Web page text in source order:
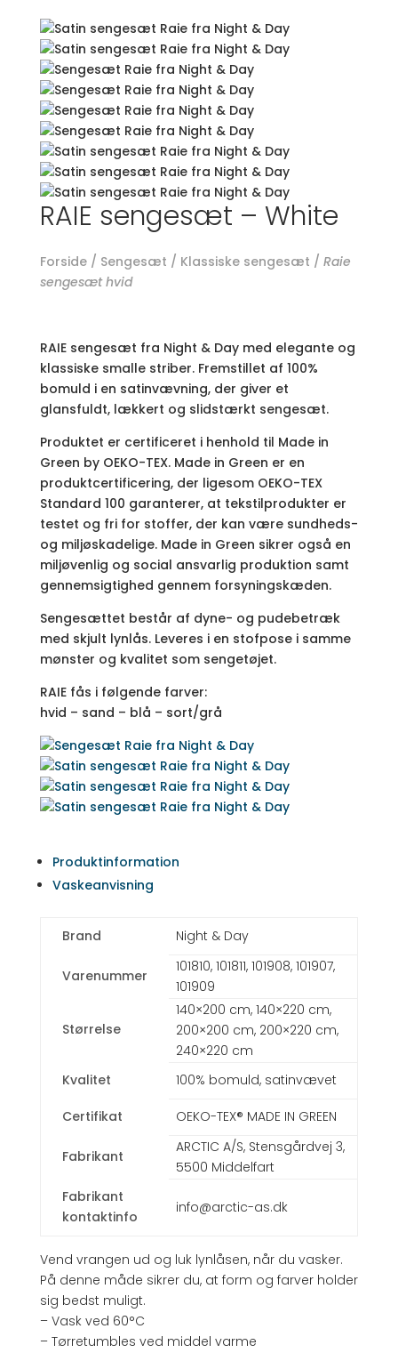
RAIE sengesæt – White
Forside/ Sengesæt / Klassiske sengesæt / Raie
sengesæt hvid
RAIE sengesæt fra Night & Day med elegante og
klassiske smalle striber. Fremstillet af 100%
bomuld i en satinvævning, der giver et
glansfuldt, lækkert og slidstærkt sengesæt.
Produktet er certificeret i henhold til Made in
Green by OEKO-TEX. Made in Green er en
produktcertificering, der ligesom OEKO-TEX
Standard 100 garanterer, at tekstilprodukter er
testet og fri for stoffer, der kan være sundheds-
og miljøskadelige. Made in Green sikrer også en
miljøvenlig og social ansvarlig produktion samt
gennemsigtighed gennem forsyningskæden.
Sengesættet består af dyne- og pudebetræk
med skjult lynlås. Leveres i en stofpose i samme
mønster og kvalitet som sengetøjet.
RAIE fås i følgende farver:
hvid – sand – blå – sort/grå
Produktinformation
Vaskeanvisning
Brand Night & Day
Varenummer
101810, 101811, 101908, 101907,
101909
Størrelse
140×200 cm, 140×220 cm,
200×200 cm, 200×220 cm,
240×220 cm
Kvalitet
100% bomuld, satinvævet
Certifikat OEKO-TEX® MADE IN GREEN
Fabrikant
ARCTIC A/S, Stensgårdvej 3,
5500 Middelfart
Fabrikant
kontaktinfo
info@arctic-as.dk
Vend vrangen ud og luk lynlåsen, når du vasker.
På denne måde sikrer du, at form og farver holder
sig bedst muligt.
– Vask ved 60°C
– Tørretumbles ved middel varme